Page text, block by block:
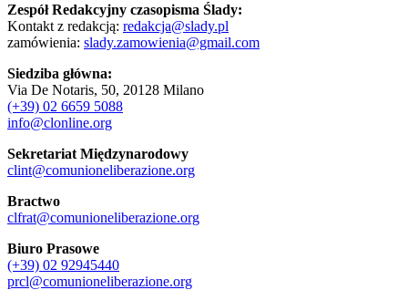
Zespół Redakcyjny czasopisma Ślady:
Kontakt z redakcją: redakcja@slady.pl
zamówienia: slady.zamowienia@gmail.com
Siedziba główna:
Via De Notaris, 50, 20128 Milano
(+39) 02 6659 5088
info@clonline.org
Sekretariat Międzynarodowy
clint@comunioneliberazione.org
Bractwo
clfrat@comunioneliberazione.org
Biuro Prasowe
(+39) 02 92945440
prcl@comunioneliberazione.org